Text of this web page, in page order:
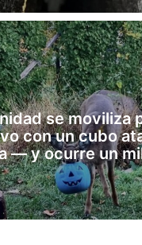
se moviliza
con un cubo
— y ocurre un